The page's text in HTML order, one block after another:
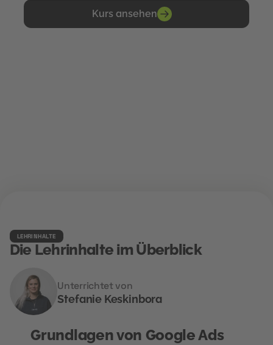
Kurs ansehen
LEHRINHALTE
Die Lehrinhalte im Überblick
Unterrichtet von
Stefanie Keskinbora
Grundlagen von Google Ads